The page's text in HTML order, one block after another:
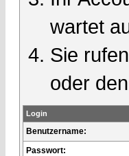
wartet
Sie
oder
Login
Benutzername:
Passwort: